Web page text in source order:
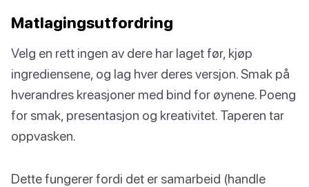
Matlagingsutfordring
Velg en rett ingen av dere har laget før, kjøp
ingrediensene, og lag hver deres versjon. Smak på
hverandres kreasjoner med bind for øynene. Poeng
for smak, presentasjon og kreativitet. Taperen tar
oppvasken.
Dette fungerer fordi det er samarbeid (handle